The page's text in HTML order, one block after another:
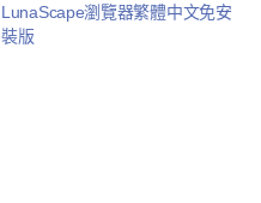
LunaScape瀏覽器繁體中文免安
裝版